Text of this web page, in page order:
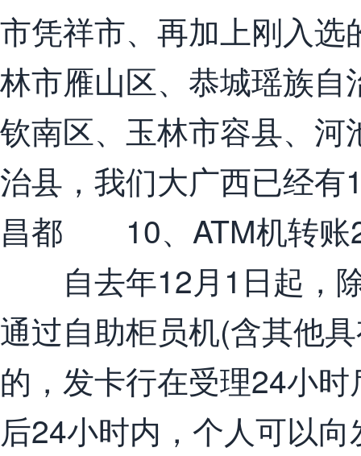
市凭祥市、再加上刚入
林市雁山区、恭城瑶族
钦南区、玉林市容县、
治县，我们大广西已经有
昌都 10、ATM机转账
自去年12月1日起，除
通过自助柜员机(含其他
的，发卡行在受理24小
后24小时内，个人可以